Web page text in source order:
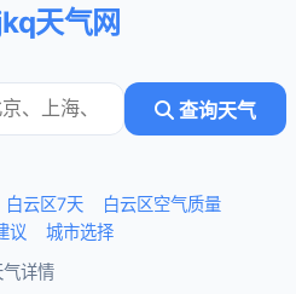
天气网
查询天气
白云区7天
白云区空气质量
议
城市选择
气详情